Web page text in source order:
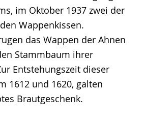
im Oktober 1937 zwei der
Wappenkissen.
das Wappen der Ahnen
Stammbaum ihrer
Entstehungszeit dieser
1612 und 1620, galten
Brautgeschenk.